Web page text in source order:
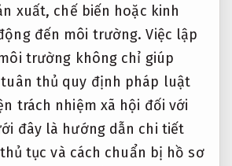
xuất, chế biến hoặc kinh
đến môi trường. Việc lập
trường không chỉ giúp
thủ quy định pháp luật
trách nhiệm xã hội đối với
đây là hướng dẫn chi tiết
tục và cách chuẩn bị hồ sơ